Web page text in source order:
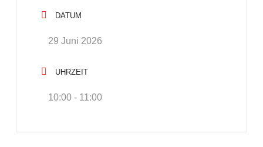
DATUM
29 Juni 2026
UHRZEIT
10:00 - 11:00